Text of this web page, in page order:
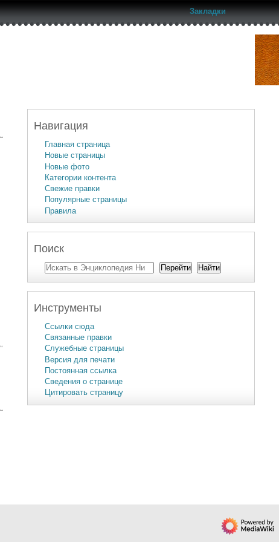
Закладки
Навигация
Главная страница
Новые страницы
Новые фото
Категории контента
Свежие правки
Популярные страницы
Правила
Поиск
Инструменты
Ссылки сюда
Связанные правки
Служебные страницы
Версия для печати
Постоянная ссылка
Сведения о странице
Цитировать страницу